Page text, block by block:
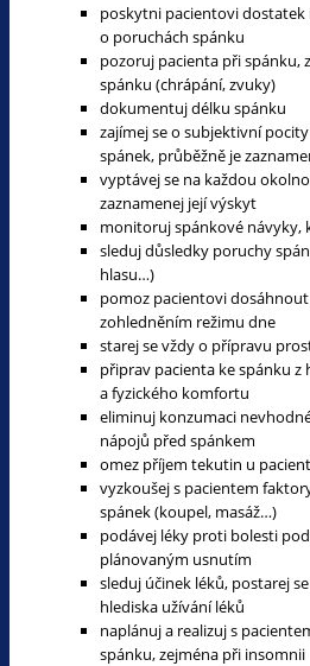
poskytni pacientovi
o poruchách spánku
pozoruj pacienta při spánku,
spánku (chrápání, zvuky)
dokumentuj délku spánku
zajímej se o subjektivní
spánek, průběžně je
vyptávej se na každou
zaznamenej její výskyt
monitoruj spánkové návyky,
sleduj důsledky poruchy
hlasu…)
pomoz pacientovi
zohledněním režimu dne
starej se vždy o přípravu
připrav pacienta ke spánku
a fyzického komfortu
eliminuj konzumaci
nápojů před spánkem
omez příjem tekutin u
vyzkoušej s pacientem
spánek (koupel, masáž…)
podávej léky proti bolesti
plánovaným usnutím
sleduj účinek léků, postarej
hlediska užívání léků
naplánuj a realizuj s
spánku, zejména při insomnii